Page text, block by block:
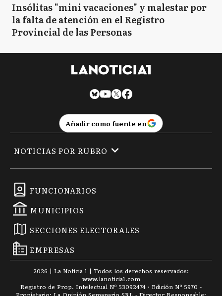
Insólitas "mini vacaciones" y malestar por
la falta de atención en el Registro
Provincial de las Personas
Añadir como fuente en
FUNCIONARIOS
MUNICIPIOS
SECCIONES ELECTORALES
EMPRESAS
NOTICIAS POR RUBRO
2026 | La Noticia 1 | Todos los derechos reservados:
www.lanoticia1.com
Registro de Prop. Intelectual Nº 53092474 · Edición Nº 5970 -